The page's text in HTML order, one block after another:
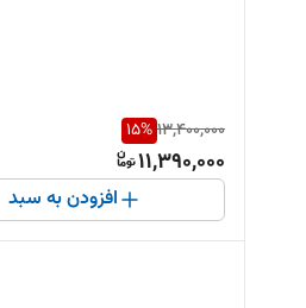
13,400,000
15%
11,390,000
افزودن به سبد